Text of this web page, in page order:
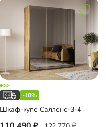
-10%
Шкаф-купе Салленс-3-4